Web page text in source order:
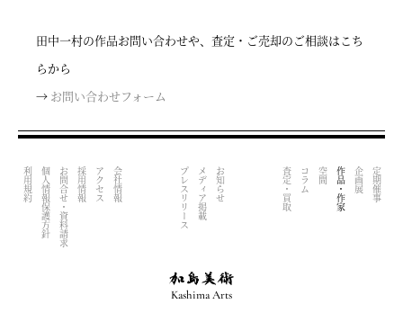
田中一村の作品お問い合わせや、査定・ご売却のご相談はこち
らから
→ お問い合わせフォーム
定期催事
企画展
作品・作家
空間
コラム
査定・買取
お知らせ
メディア掲載
プレスリリース
会社情報
アクセス
採用情報
お問合せ・資料請求
個人情報保護方針
利用規約
Kashima Arts